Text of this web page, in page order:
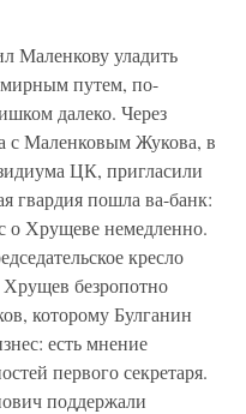
Маленкову уладить
путем, по-
далеко. Через
с Маленковым Жукова, в
ЦК, пригласили
гвардия пошла ва-банк:
о Хрущеве немедленно.
кресло
Хрущев безропотно
которому Булганин
есть мнение
первого секретаря.
поддержали